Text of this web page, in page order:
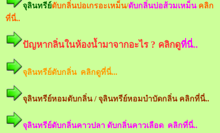
จุลินทรีย์ดับกลิ่นบ่อเกรอะเหม็น/ดับกลิ่นบ่อส้วมเหม็นคลิก
ที่นี่..
ปัญหากลิ่นในห้องน้ำมาจากอะไร ? คลิกดูที่นี่..
จุลินทรีย์ดับกลิ่น คลิกดูที่นี่...
จุลินทรีย์หอมดับกลิ่น / จุลินทรีย์หอมบำบัดกลิ่น คลิกที่นี่..
จุลินทรีย์ดับกลิ่นคาวปลา ดับกลิ่นคาวเลือด คลิกที่นี่..